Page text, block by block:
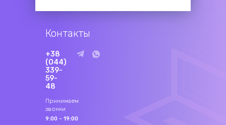
Контакты
+38
(044)
339-
59-
48
Принимаем
звонки
9:00 - 19:00